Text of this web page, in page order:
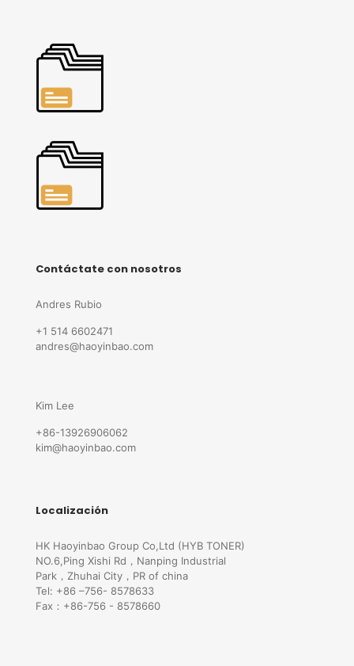
Contáctate con nosotros
Andres Rubio
+1 514 6602471
andres@haoyinbao.com
Kim Lee
+86-13926906062
kim@haoyinbao.com
Localización
HK Haoyinbao Group Co,Ltd (HYB TONER)
NO.6,Ping Xishi Rd，Nanping Industrial
Park，Zhuhai City，PR of china
Tel: +86 –756- 8578633
Fax：+86-756 - 8578660